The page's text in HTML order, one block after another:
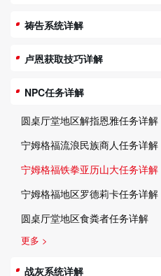
祷告系统详解
卢恩获取技巧详解
NPC任务详解
圆桌厅堂地区解指恩雅任务详解
宁姆格福流浪民族商人任务详解
宁姆格福铁拳亚历山大任务详解
宁姆格福地区罗德莉卡任务详解
圆桌厅堂地区食粪者任务详解
更多 >
战灰系统详解